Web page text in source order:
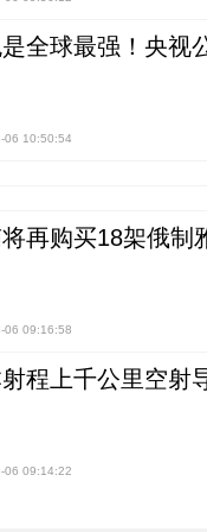
全球最强！央视
06 10:50:54
再购买18架俄制
06 09:16:58
射程上千公里空射
06 09:14:22